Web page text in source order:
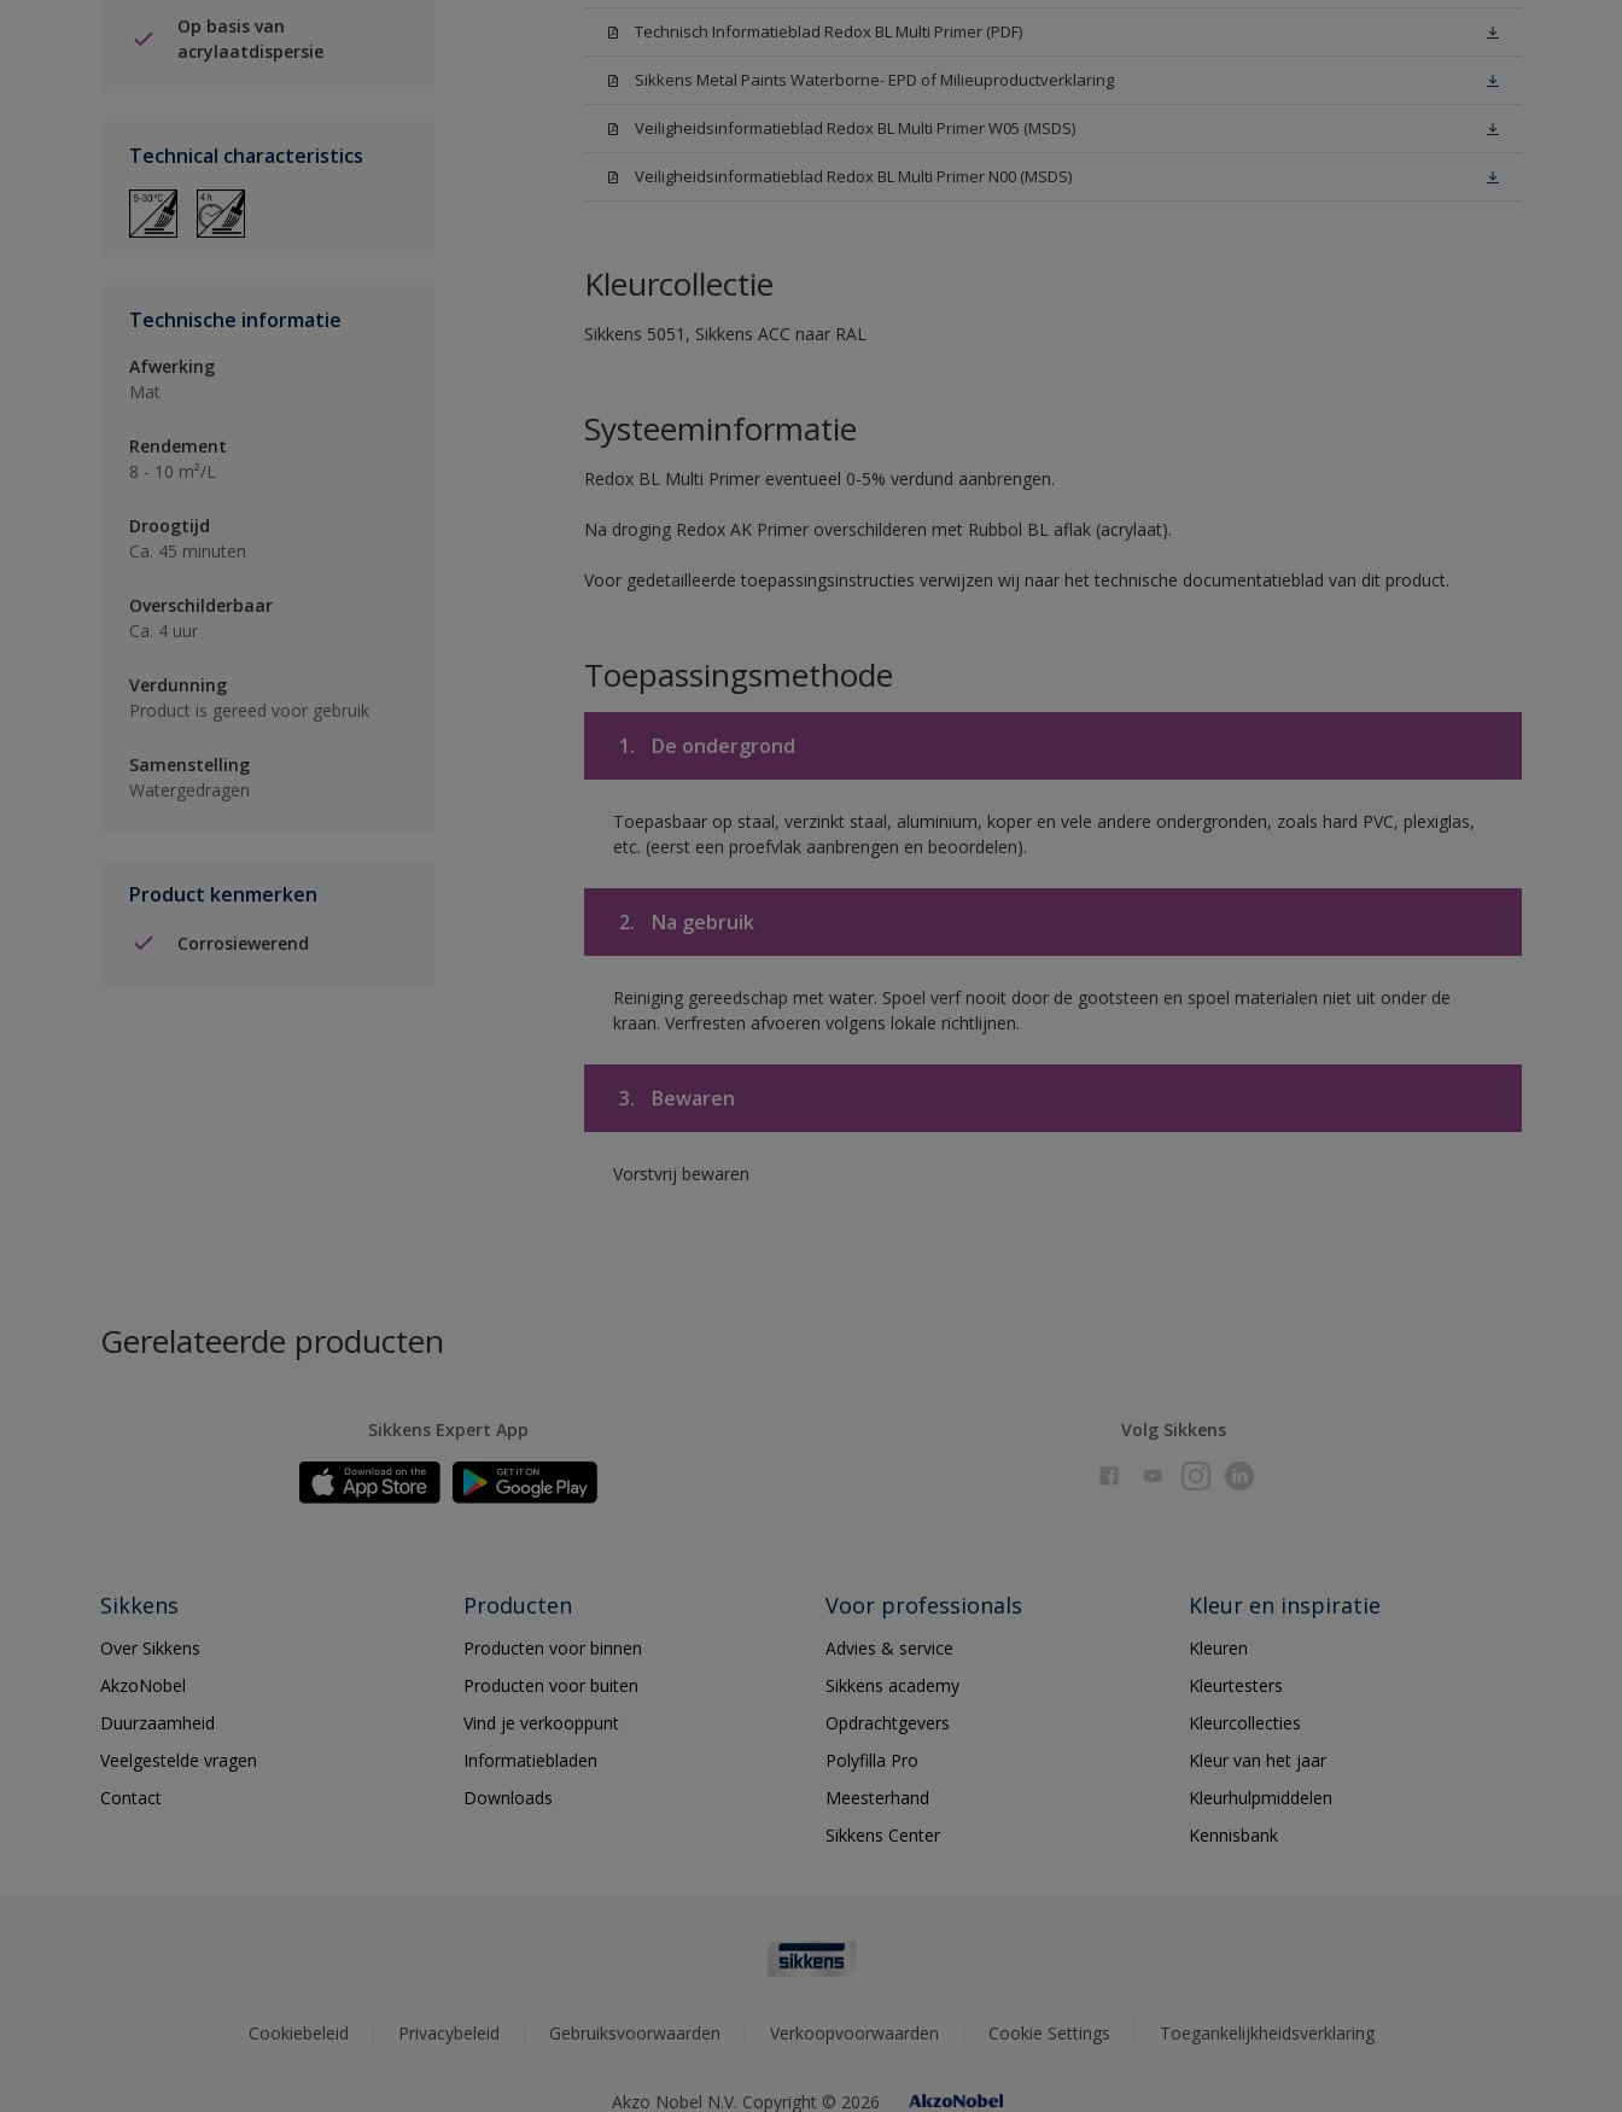
Op basis van
acrylaatdispersie
Technical characteristics
Technische informatie
Afwerking
Mat
Rendement
8 - 10 m²/L
Droogtijd
Ca. 45 minuten
Overschilderbaar
Ca. 4 uur
Verdunning
Product is gereed voor gebruik
Samenstelling
Watergedragen
Product kenmerken
Corrosiewerend
Technisch Informatieblad Redox BL Multi Primer (PDF)
Sikkens Metal Paints Waterborne- EPD of Milieuproductverklaring
Veiligheidsinformatieblad Redox BL Multi Primer W05 (MSDS)
Veiligheidsinformatieblad Redox BL Multi Primer N00 (MSDS)
Kleurcollectie
Sikkens 5051, Sikkens ACC naar RAL
Systeeminformatie
Redox BL Multi Primer eventueel 0-5% verdund aanbrengen.
Na droging Redox AK Primer overschilderen met Rubbol BL aflak (acrylaat).
Voor gedetailleerde toepassingsinstructies verwijzen wij naar het technische documentatieblad van dit product.
Toepassingsmethode
1. De ondergrond
Toepasbaar op staal, verzinkt staal, aluminium, koper en vele andere ondergronden, zoals hard PVC, plexiglas,
etc. (eerst een proefvlak aanbrengen en beoordelen).
2. Na gebruik
Reiniging gereedschap met water. Spoel verf nooit door de gootsteen en spoel materialen niet uit onder de
kraan. Verfresten afvoeren volgens lokale richtlijnen.
3. Bewaren
Vorstvrij bewaren
Gerelateerde producten
Sikkens Expert App Volg Sikkens
Sikkens
Over Sikkens
AkzoNobel
Duurzaamheid
Veelgestelde vragen
Contact
Producten
Producten voor binnen
Producten voor buiten
Vind je verkooppunt
Informatiebladen
Downloads
Voor professionals
Advies & service
Sikkens academy
Opdrachtgevers
Polyfilla Pro
Meesterhand
Sikkens Center
Kleur en inspiratie
Kleuren
Kleurtesters
Kleurcollecties
Kleur van het jaar
Kleurhulpmiddelen
Kennisbank
Cookiebeleid Privacybeleid Gebruiksvoorwaarden Verkoopvoorwaarden Cookie Settings Toegankelijkheidsverklaring
Akzo Nobel N.V. Copyright © 2026